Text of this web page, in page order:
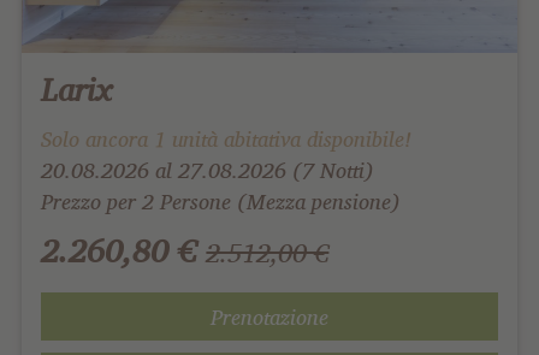
Larix
Solo ancora 1 unità abitativa disponibile!
20.08.2026 al 27.08.2026 (7 Notti)
Prezzo per 2 Persone (Mezza pensione)
2.260,80 € 2.512,00 €
Prenotazione